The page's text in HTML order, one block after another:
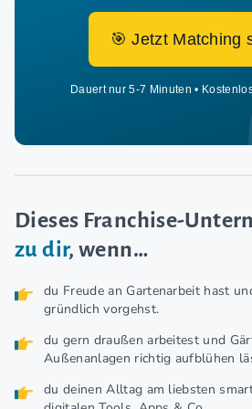
🎯 Jetzt Matching
Dauert nur 5-7 Minuten •
Dieses Franchise-
zu dir, wenn…
du Freude an Gartenarbeit hast
gründlich vorgehst.
du gern draußen arbeitest und
Außenanlagen richtig aufblühen
du deinen Alltag am liebsten